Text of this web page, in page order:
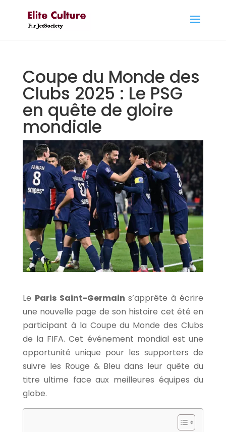
Coupe du Monde des
Clubs 2025 : Le PSG
en quête de gloire
mondiale
Le Paris Saint-Germain s’apprête à écrire
une nouvelle page de son histoire cet été en
participant à la Coupe du Monde des Clubs
de la FIFA. Cet événement mondial est une
opportunité unique pour les supporters de
suivre les Rouge & Bleu dans leur quête du
titre ultime face aux meilleures équipes du
globe.